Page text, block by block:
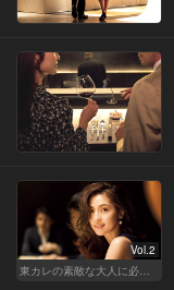
Vol.2
東カレの素敵な大人に必要なこと